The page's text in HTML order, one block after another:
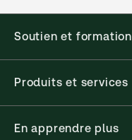
Soutien et formation
Produits et services
En apprendre plus